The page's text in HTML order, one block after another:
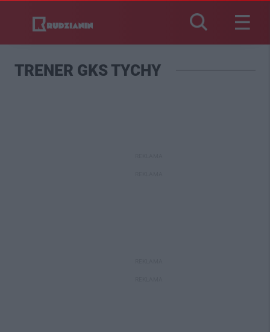
TRENER GKS TYCHY